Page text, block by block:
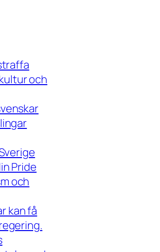
och
Pride
och
kan få